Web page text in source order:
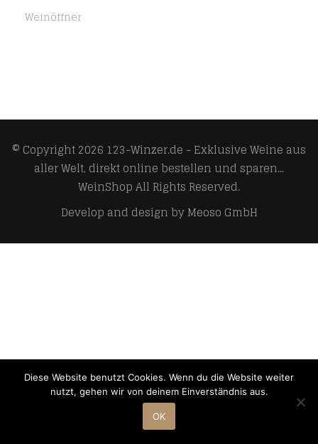
Weinöffner
© Copyright 2026 123-Winzer.de - Exklusive Weine aus
aller Welt, direkt online bestellen und sparen...
WeinShopAll Rights Reserved.
Develop and design byMeoso GmbH
Diese Website benutzt Cookies. Wenn du die Website weiter
nutzt, gehen wir von deinem Einverständnis aus.
OK